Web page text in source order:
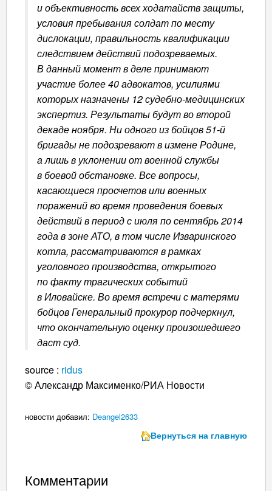
и объективность всех ходатайств защиты,
условия пребывания солдат по месту
дислокации, правильность квалификации
следствием действий подозреваемых.
В данный момент в деле принимают
участие более 40 адвокатов, усилиями
которых назначены 12 судебно-медицинских
экспертиз. Результаты будут во второй
декаде ноября. Ни одного из бойцов 51-й
бригады не подозревают в измене Родине,
а лишь в уклонении от военной службы
в боевой обстановке. Все вопросы,
касающиеся просчетов или военных
поражений во время проведения боевых
действий в период с июля по сентябрь 2014
года в зоне АТО, в том числе Изваринского
котла, рассматриваются в рамках
уголовного производства, открытого
по факту трагических событий
в Иловайске. Во время встречи с матерями
бойцов Генеральный прокурор подчеркнул,
что окончательную оценку произошедшего
даст суд.
source : ridus
© Александр Максименко/РИА Новости
новости добавил: Deangel2633
Вернуться на главную
Комментарии